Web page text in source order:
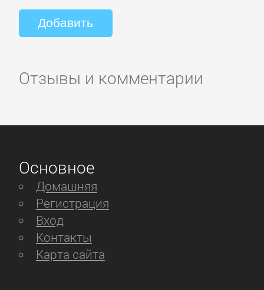
Отзывы и комментарии
Основное
Домашняя
Регистрация
Вход
Контакты
Карта сайта